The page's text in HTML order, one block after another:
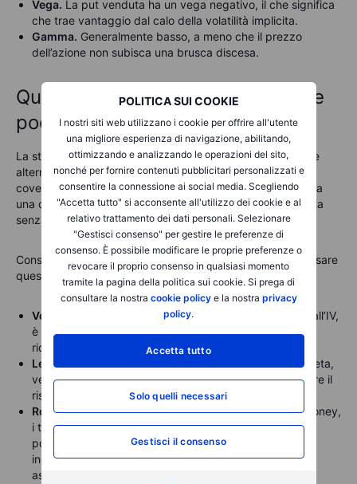
POLITICA SUI COOKIE
I nostri siti web utilizzano i cookie per offrire all'utente
una migliore esperienza di navigazione, abilitando,
ottimizzando e analizzando le operazioni del sito,
nonché per fornire contenuti pubblicitari personalizzati e
consentire la connessione ai social media. Scegliendo
"Accetta tutto" si acconsente all'utilizzo dei cookie e al
relativo trattamento dei dati personali. Selezionare
"Gestisci consenso" per gestire le preferenze di
consenso. È possibile modificare le proprie preferenze o
revocare il proprio consenso in qualsiasi momento
tramite la pagina della politica sui cookie. Si prega di
consultare la nostra cookie policye la nostra privacy
policy.
Accetta tutto
Solo quelli necessari
Gestisci il consenso
Vega. La put venduta ha un vega negativo, il che significa
che trae vantaggio dal calo della volatilità implicita.
Gamma. Generalmente basso, a meno che il prezzo
dell’azione non subisca una brusca discesa.
Quando utilizzare la strategia The
poor man’s covered call
La strategia The poor man’s covered call è un’interessante
alternativa per i trader che desiderano i vantaggi di una
covered call ma con requisiti di capitale inferiori. Rispetto a
una cash-secured put, offre una simile esposizione rialzista
senza l’obbligo di acquistare l’azione.
Considerazioni chiave da valutare prima per valutare se usare
questa strategia:
Volatilità implicita (IV).
Poiché la call long è sensibile all’IV,
è preferibile entrare in posizione quando l’IV è bassa,
riducendo così il costo dell’opzione.
Le greche delle opzioni.
Comprendere come delta, theta,
vega e gamma influiscano sulla posizione aiuta a gestire il
rischio e a ottimizzare i rendimenti.
Rolling della call short.Se la call short entra in-the-money,
i trader potrebbero dover effettuare il rolling della
posizione a una scadenza successiva per continuare a
incassare premi, gestendo al contempo il rischio di
assegnazione.